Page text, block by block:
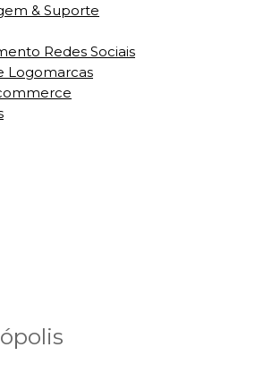
& Suporte
Redes Sociais
Logomarcas